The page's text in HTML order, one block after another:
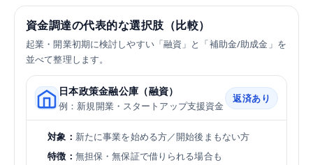
資金調達の代表的な選択肢（比較）
起業・開業初期に検討しやすい「融資」と「補助金/助成金」を
並べて整理します。
日本政策金融公庫（融資）
例：新規開業・スタートアップ支援資金
返済あり
対象： 新たに事業を始める方／開始後まもない方
特徴： 無担保・無保証で借りられる場合も